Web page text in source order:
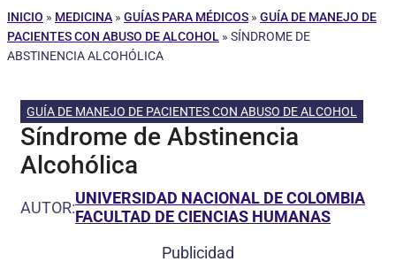
INICIO » MEDICINA » GUÍAS PARA MÉDICOS » GUÍA DE MANEJO DE
PACIENTES CON ABUSO DE ALCOHOL » SÍNDROME DE
ABSTINENCIA ALCOHÓLICA
GUÍA DE MANEJO DE PACIENTES CON ABUSO DE ALCOHOL
Síndrome de Abstinencia
Alcohólica
AUTOR:UNIVERSIDAD NACIONAL DE COLOMBIA
FACULTAD DE CIENCIAS HUMANAS
Publicidad